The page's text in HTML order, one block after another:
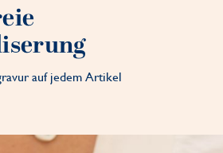
auf jedem Artikel